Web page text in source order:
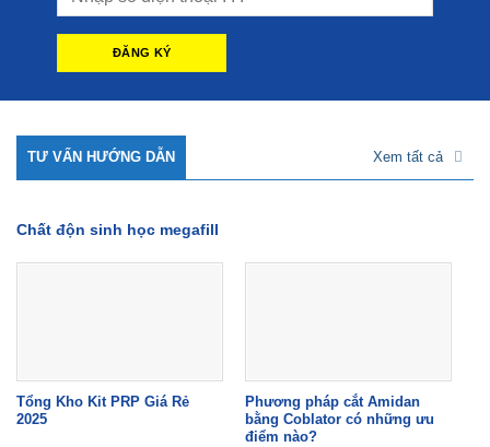
TƯ VẤN HƯỚNG DẪN Xem tất cả
Chất độn sinh học megafill
Tổng Kho Kit PRP Giá Rẻ
2025
Phương pháp cắt Amidan
bằng Coblator có những ưu
điểm nào?